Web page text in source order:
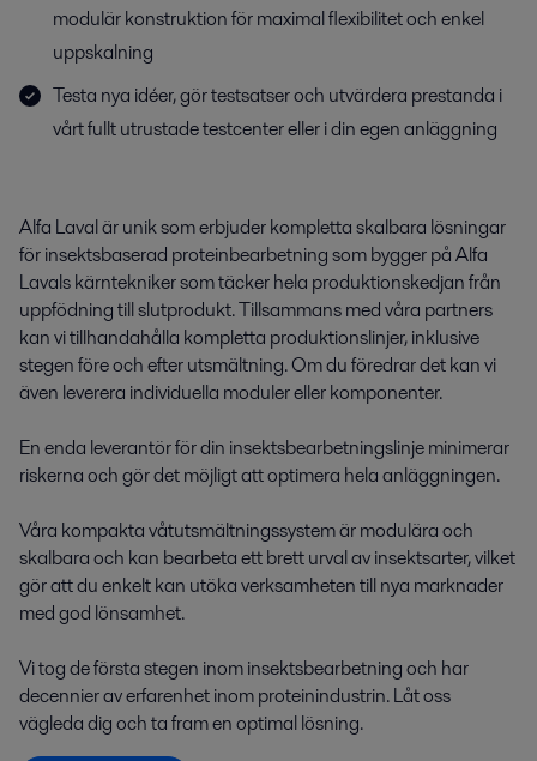
modulär konstruktion för maximal flexibilitet och enkel
uppskalning
Testa nya idéer, gör testsatser och utvärdera prestanda i
vårt fullt utrustade testcenter eller i din egen anläggning
Alfa Laval är unik som erbjuder kompletta skalbara lösningar
för insektsbaserad proteinbearbetning som bygger på Alfa
Lavals kärntekniker som täcker hela produktionskedjan från
uppfödning till slutprodukt. Tillsammans med våra partners
kan vi tillhandahålla kompletta produktionslinjer, inklusive
stegen före och efter utsmältning. Om du föredrar det kan vi
även leverera individuella moduler eller komponenter.
En enda leverantör för din insektsbearbetningslinje minimerar
riskerna och gör det möjligt att optimera hela anläggningen.
Våra kompakta våtutsmältningssystem är modulära och
skalbara och kan bearbeta ett brett urval av insektsarter, vilket
gör att du enkelt kan utöka verksamheten till nya marknader
med god lönsamhet.
Vi tog de första stegen inom insektsbearbetning och har
decennier av erfarenhet inom proteinindustrin. Låt oss
vägleda dig och ta fram en optimal lösning.